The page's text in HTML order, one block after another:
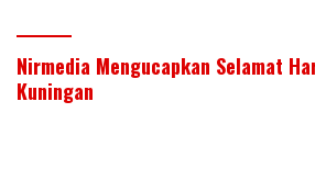
Nirmedia Mengucapkan Selamat
Kuningan